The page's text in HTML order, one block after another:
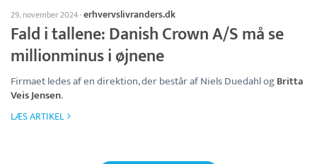
29. november 2024·erhvervslivranders.dk
Fald i tallene: Danish Crown A/S må se
millionminus i øjnene
Firmaet ledes af en direktion, der består af Niels Duedahl ogBritta
Veis Jensen.
LÆS ARTIKEL